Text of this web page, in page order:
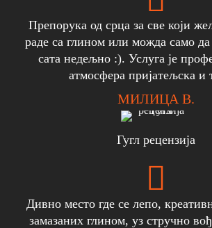
Препорука од срца за све који
раде са глином или можда само да
сата недељно :). Услуга је
атмосфера пријатељска и
МИЛИЦА В.
Гугл рецензија
Дивно место где се лепо,
замазаних глином, уз стручно